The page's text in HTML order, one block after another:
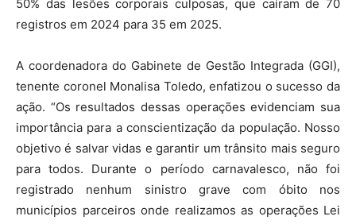
50% das lesões corporais culposas, que caíram de 70
registros em 2024 para 35 em 2025.
A coordenadora do Gabinete de Gestão Integrada (GGI),
tenente coronel Monalisa Toledo, enfatizou o sucesso da
ação. “Os resultados dessas operações evidenciam sua
importância para a conscientização da população. Nosso
objetivo é salvar vidas e garantir um trânsito mais seguro
para todos. Durante o período carnavalesco, não foi
registrado nenhum sinistro grave com óbito nos
municípios parceiros onde realizamos as operações Lei